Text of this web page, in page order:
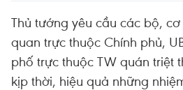
Thủ tướng yêu cầu các bộ,
quan trực thuộc Chính phủ,
phố trực thuộc TW quán triệt
kịp thời, hiệu quả những